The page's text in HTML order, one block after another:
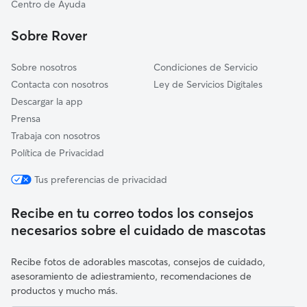
La Zarza
Centro de Ayuda
Sobre Rover
Sobre nosotros
Contacta con nosotros
Descargar la app
Prensa
Trabaja con nosotros
Política de Privacidad
Condiciones de Servicio
Ley de Servicios Digitales
Tus preferencias de privacidad
Recibe en tu correo todos los consejos
necesarios sobre el cuidado de mascotas
Recibe fotos de adorables mascotas, consejos de cuidado,
asesoramiento de adiestramiento, recomendaciones de
productos y mucho más.